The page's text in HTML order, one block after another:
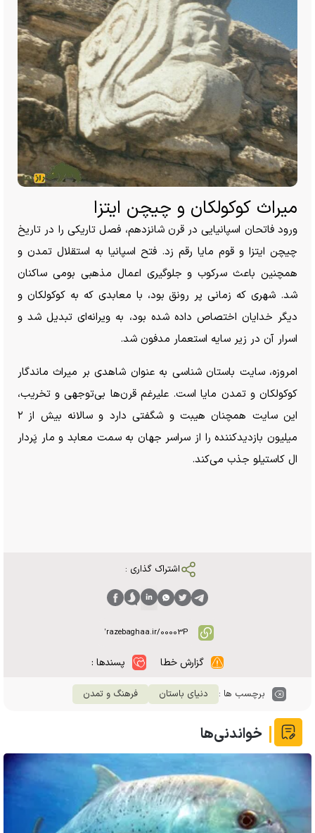
میراث کوکولکان و چیچن ایتزا
ورود فاتحان اسپانیایی در قرن شانزدهم، فصل تاریکی را در تاریخ
چیچن ایتزا و قوم مایا رقم زد. فتح اسپانیا به استقلال تمدن و
همچنین باعث سرکوب و جلوگیری اعمال مذهبی بومی ساکنان
شد. شهری که زمانی پر رونق بود، با معابدی که به کوکولکان و
دیگر خدایان اختصاص داده شده بود، به ویرانه‌ای تبدیل شد و
اسرار آن در زیر سایه استعمار مدفون شد.
امروزه، سایت باستان شناسی به عنوان شاهدی بر میراث ماندگار
کوکولکان و تمدن مایا است. علیرغم قرن‌ها بی‌توجهی و تخریب،
این سایت همچنان هیبت و شگفتی دارد و سالانه بیش از ۲
میلیون بازدیدکننده را از سراسر جهان به سمت معابد و مار پَردار
ال کاستیلو جذب می‌کند.
اشتراک گذاری :
گزارش خطا پسندها :
برچسب ها : دنیای باستان فرهنگ و تمدن
خواندنی‌ها